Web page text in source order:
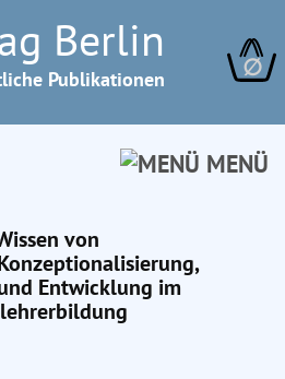
Berlin
Publikationen ∅
MENÜ
von
Entwicklung im